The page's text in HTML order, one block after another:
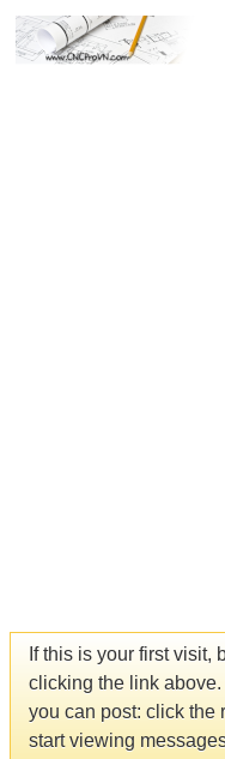
If this is your first visit,
clicking the link
you can post: click the
start viewing